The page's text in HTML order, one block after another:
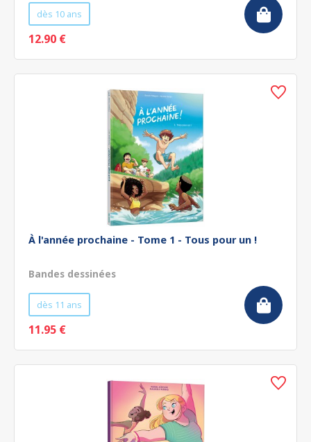
dès 10 ans
12.90 €
À l'année prochaine - Tome 1 - Tous pour un !
Bandes dessinées
dès 11 ans
11.95 €